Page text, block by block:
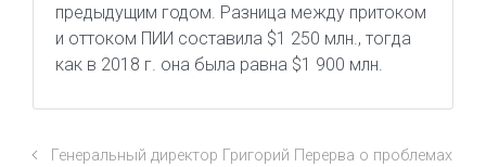
предыдущим годом. Разница между притоком
и оттоком ПИИ составила $1 250 млн., тогда
как в 2018 г. она была равна $1 900 млн.
Генеральный директор Григорий Перерва о проблемах